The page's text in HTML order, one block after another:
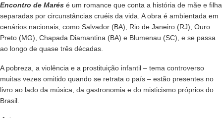
Encontro de Marés é um romance que conta a história de mãe e filha
separadas por circunstâncias cruéis da vida. A obra é ambientada em
cenários nacionais, como Salvador (BA), Rio de Janeiro (RJ), Ouro
Preto (MG), Chapada Diamantina (BA) e Blumenau (SC), e se passa
ao longo de quase três décadas.
A pobreza, a violência e a prostituição infantil – tema controverso
muitas vezes omitido quando se retrata o país – estão presentes no
livro ao lado da música, da gastronomia e do misticismo próprios do
Brasil.